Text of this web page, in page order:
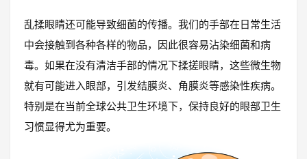
乱揉眼睛还可能导致细菌的传播。我们的手部在日常生活
中会接触到各种各样的物品，因此很容易沾染细菌和病
毒。如果在没有清洁手部的情况下揉搓眼睛，这些微生物
就有可能进入眼部，引发结膜炎、角膜炎等感染性疾病。
特别是在当前全球公共卫生环境下，保持良好的眼部卫生
习惯显得尤为重要。